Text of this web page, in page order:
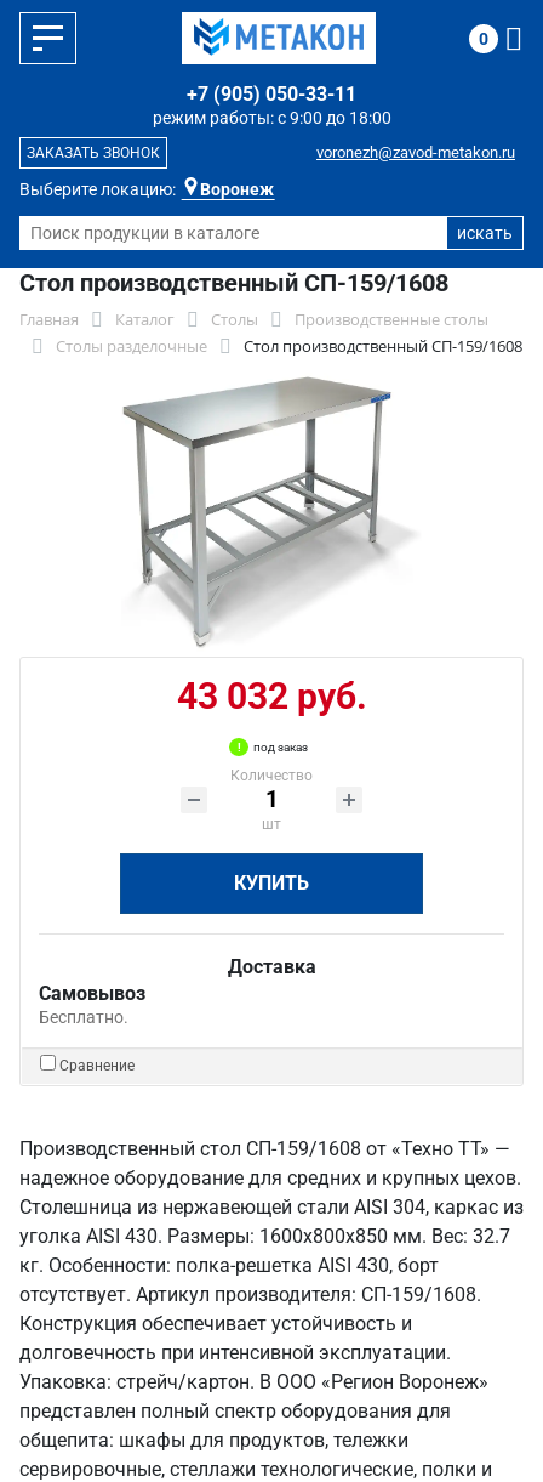
Выберите локацию: Воронеж
режим работы: с 9:00 до 18:00
+7 (905) 050-33-11
voronezh@zavod-metakon.ru
ЗАКАЗАТЬ ЗВОНОК
0
Стол производственный СП-159/1608
Главная Каталог Столы
Производственные столы
Столы разделочные
Стол производственный СП-159/1608
43 032 руб.
под заказ
Количество
шт
КУПИТЬ
Доставка
Самовывоз
Бесплатно.
Сравнение
Производственный стол СП-159/1608 от «Техно ТТ» —
надежное оборудование для средних и крупных цехов.
Столешница из нержавеющей стали AISI 304, каркас из
уголка AISI 430. Размеры: 1600x800x850 мм. Вес: 32.7
кг. Особенности: полка-решетка AISI 430, борт
отсутствует. Артикул производителя: СП-159/1608.
Конструкция обеспечивает устойчивость и
долговечность при интенсивной эксплуатации.
Упаковка: стрейч/картон. В ООО «Регион Воронеж»
представлен полный спектр оборудования для
общепита: шкафы для продуктов, тележки
сервировочные, стеллажи технологические, полки и